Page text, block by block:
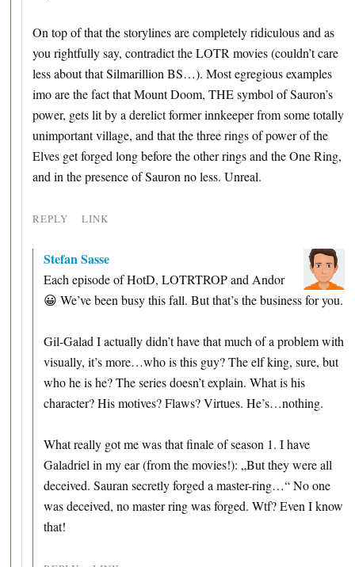
On top of that the storylines are completely ridiculous and as
you rightfully say, contradict the LOTR movies (couldn’t care
less about that Silmarillion BS…). Most egregious examples
imo are the fact that Mount Doom, THE symbol of Sauron’s
power, gets lit by a derelict former innkeeper from some totally
unimportant village, and that the three rings of power of the
Elves get forged long before the other rings and the One Ring,
and in the presence of Sauron no less. Unreal.
REPLY LINK
Stefan Sasse
Each episode of HotD, LOTRTROP and Andor
😀 We’ve been busy this fall. But that’s the business for you.
Gil-Galad I actually didn’t have that much of a problem with
visually, it’s more…who is this guy? The elf king, sure, but
who he is he? The series doesn’t explain. What is his
character? His motives? Flaws? Virtues. He’s…nothing.
What really got me was that finale of season 1. I have
Galadriel in my ear (from the movies!): „But they were all
deceived. Sauran secretly forged a master-ring…“ No one
was deceived, no master ring was forged. Wtf? Even I know
that!